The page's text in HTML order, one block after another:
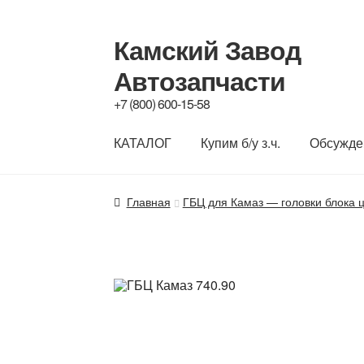
Перейти
к
Перейти
к
Камский Завод
Автозапчасти
+7 (800) 600-15-58
КАТАЛОГ Купим б/у з.ч.
Главная ГБЦ для Камаз — головки блока